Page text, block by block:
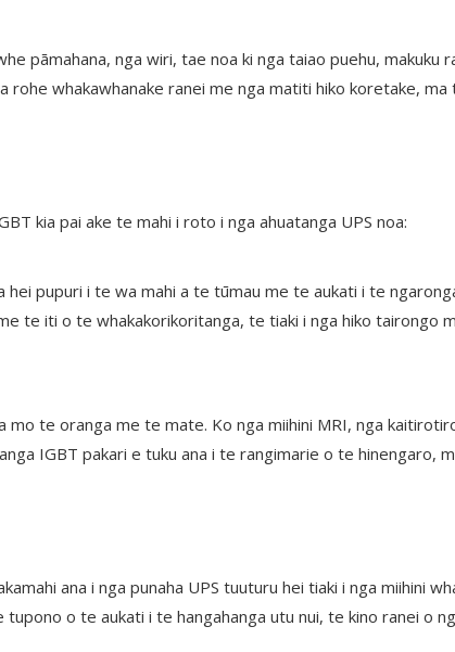
pāmahana, nga wiri, tae noa ki nga taiao puehu, makuku
rohe whakawhanake ranei me nga matiti hiko koretake,
kia pai ake te mahi i roto i nga ahuatanga UPS noa:
pupuri i te wa mahi a te tūmau me te aukati i te
te iti o te whakakorikoritanga, te tiaki i nga hiko tairongo
te oranga me te mate. Ko nga miihini MRI, nga
IGBT pakari e tuku ana i te rangimarie o te hinengaro,
ana i nga punaha UPS tuuturu hei tiaki i nga miihini
o te aukati i te hangahanga utu nui, te kino ranei o